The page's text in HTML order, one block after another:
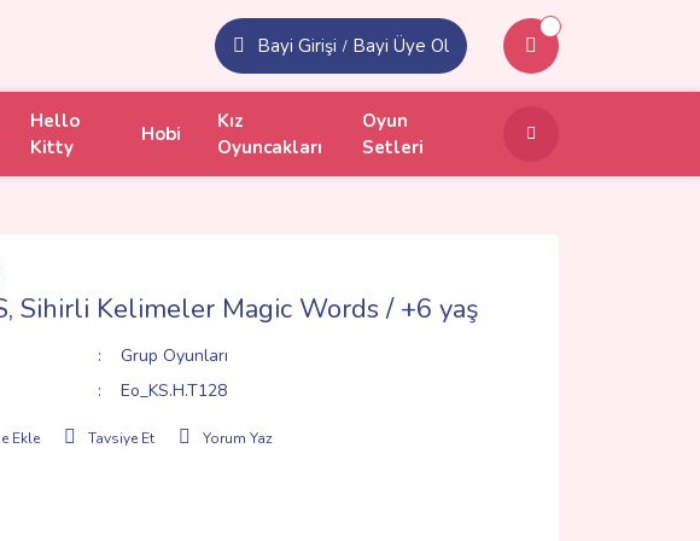
Bayi Girişi / Bayi Üye Ol
Hello
Kitty
Hobi
Kız
Oyuncakları
Oyun
Setleri
Sihirli Kelimeler Magic Words / +6 yaş
Grup Oyunları
Eo_KS.H.T128
Tavsiye Et Yorum Yaz